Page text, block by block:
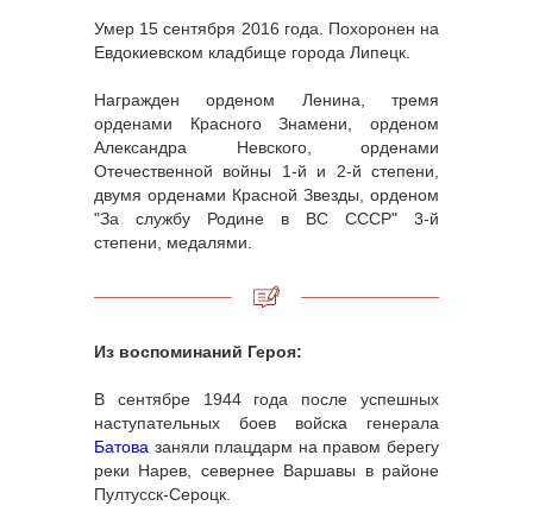
Умер 15 сентября 2016 года. Похоронен на
Евдокиевском кладбище города Липецк.
Награжден орденом Ленина, тремя
орденами Красного Знамени, орденом
Александра Невского, орденами
Отечественной войны 1-й и 2-й степени,
двумя орденами Красной Звезды, орденом
"За службу Родине в ВС СССР" 3-й
степени, медалями.
Из воспоминаний Героя:
В сентябре 1944 года после успешных
наступательных боев войска генерала
Батова заняли плацдарм на правом берегу
реки Нарев, севернее Варшавы в районе
Пултусск-Сероцк.